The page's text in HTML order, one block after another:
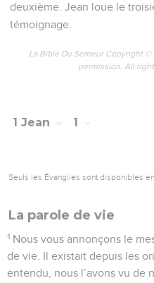
deuxième. Jean loue le
témoignage.
La Bible Du Semeur Copyright ©
permission. All
1 Jean 1
Seuls les Évangiles sont disponibles
La parole de vie
1 Nous vous annonçons le
de vie. Il existait depuis les
entendu, nous l’avons vu de